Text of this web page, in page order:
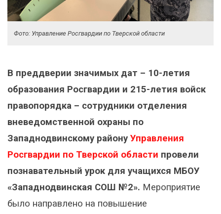
Фото: Управление Росгвардии по Тверской области
В преддверии значимых дат – 10-летия
образования Росгвардии и 215-летия войск
правопорядка – сотрудники отделения
вневедомственной охраны по
Западнодвинскому району Управления
Росгвардии по Тверской области провели
познавательный урок для учащихся МБОУ
«Западнодвинская СОШ №2». Мероприятие
было направлено на повышение